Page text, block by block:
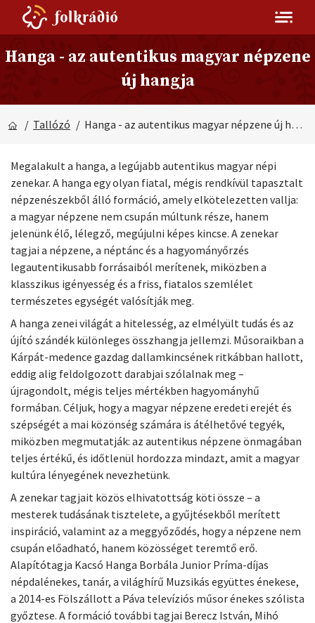
Hanga - az autentikus magyar népzene
új hangja
/ Tallózó / Hanga - az autentikus magyar népzene új hangja
Megalakult a hanga, a legújabb autentikus magyar népi
zenekar. A hanga egy olyan fiatal, mégis rendkívül tapasztalt
népzenészekből álló formáció, amely elkötelezetten vallja:
a magyar népzene nem csupán múltunk része, hanem
jelenünk élő, lélegző, megújulni képes kincse. A zenekar
tagjai a népzene, a néptánc és a hagyományőrzés
legautentikusabb forrásaiból merítenek, miközben a
klasszikus igényesség és a friss, fiatalos szemlélet
természetes egységét valósítják meg.
A hanga zenei világát a hitelesség, az elmélyült tudás és az
újító szándék különleges összhangja jellemzi. Műsoraikban a
Kárpát-medence gazdag dallamkincsének ritkábban hallott,
eddig alig feldolgozott darabjai szólalnak meg –
újragondolt, mégis teljes mértékben hagyományhű
formában. Céljuk, hogy a magyar népzene eredeti erejét és
szépségét a mai közönség számára is átélhetővé tegyék,
miközben megmutatják: az autentikus népzene önmagában
teljes értékű, és időtlenül hordozza mindazt, amit a magyar
kultúra lényegének nevezhetünk.
A zenekar tagjait közös elhivatottság köti össze – a
mesterek tudásának tisztelete, a gyűjtésekből merített
inspiráció, valamint az a meggyőződés, hogy a népzene nem
csupán előadható, hanem közösséget teremtő erő.
Alapítótagja Kacsó Hanga Borbála Junior Príma-díjas
népdalénekes, tanár, a világhírű Muzsikás együttes énekese,
a 2014-es Fölszállott a Páva televíziós műsor énekes szólista
győztese. A formáció további tagjai Berecz István, Mihó